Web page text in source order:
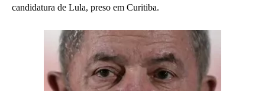
candidatura de Lula, preso em Curitiba.